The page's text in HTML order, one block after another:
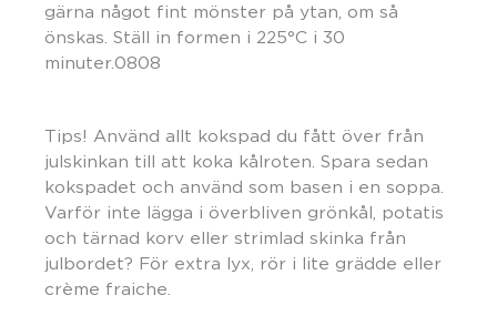
gärna något fint mönster på ytan, om så
önskas. Ställ in formen i 225°C i 30
minuter.0808
Tips! Använd allt kokspad du fått över från
julskinkan till att koka kålroten. Spara sedan
kokspadet och använd som basen i en soppa.
Varför inte lägga i överbliven grönkål, potatis
och tärnad korv eller strimlad skinka från
julbordet? För extra lyx, rör i lite grädde eller
crème fraiche.